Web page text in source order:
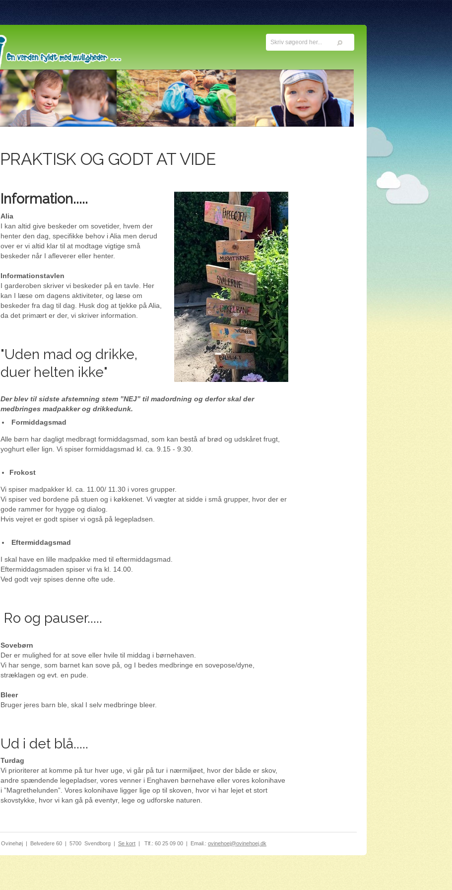
PRAKTISK OG GODT AT VIDE
Information.....
Alia
I kan altid give beskeder om sovetider, hvem der
henter den dag, specifikke behov i Alia men derud
over er vi altid klar til at modtage vigtige små
beskeder når I afleverer eller henter.
Informationstavlen
I garderoben skriver vi beskeder på en tavle. Her
kan I læse om dagens aktiviteter, og læse om
beskeder fra dag til dag. Husk dog at tjekke på Alia,
da det primært er der, vi skriver information.
"Uden mad og drikke,
duer helten ikke"
Der blev til sidste afstemning stem ”NEJ” til madordning og derfor skal der
medbringes madpakker og drikkedunk.
Formiddagsmad
Alle børn har dagligt medbragt formiddagsmad, som kan bestå af brød og udskåret frugt,
yoghurt eller lign. Vi spiser formiddagsmad kl. ca. 9.15 - 9.30.
Frokost
Vi spiser madpakker kl. ca. 11.00/ 11.30 i vores grupper.
Vi spiser ved bordene på stuen og i køkkenet. Vi vægter at sidde i små grupper, hvor der er
gode rammer for hygge og dialog.
Hvis vejret er godt spiser vi også på legepladsen.
Eftermiddagsmad
I skal have en lille madpakke med til eftermiddagsmad.
Eftermiddagsmaden spiser vi fra kl. 14.00.
Ved godt vejr spises denne ofte ude.
Ro og pauser.....
Sovebørn
Der er mulighed for at sove eller hvile til middag i børnehaven.
Vi har senge, som barnet kan sove på, og I bedes medbringe en sovepose/dyne,
stræklagen og evt. en pude.
Bleer
Bruger jeres barn ble, skal I selv medbringe bleer.
Ud i det blå.....
Turdag
Vi prioriterer at komme på tur hver uge, vi går på tur i nærmiljøet, hvor der både er skov,
andre spændende legepladser, vores venner i Enghaven børnehave eller vores kolonihave
i ”Magrethelunden”. Vores kolonihave ligger lige op til skoven, hvor vi har lejet et stort
skovstykke, hvor vi kan gå på eventyr, lege og udforske naturen.
Ovinehøj Belvedere 60 5700 Svendborg Se kort Tlf.: 60 25 09 00 Email.: ovinehoej@ovinehoej.dk